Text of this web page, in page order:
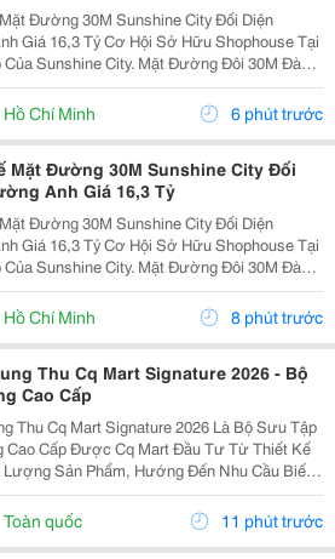
Đường 30M Sunshine City Đối Diện
Giá 16,3 Tỷ Cơ Hội Sở Hữu Shophouse Tại
City. Mặt Đường Đôi 30M Đàm
Đối Diện Cụm Trường Quốc Tế. Diện Tích
Mặt Tiền Thoáng, Dễ Nhận Diện. Phù...
Hồ Chí Minh 6 phút trước
Mặt Đường 30M Sunshine City Đối
Anh Giá 16,3 Tỷ
Đường 30M Sunshine City Đối Diện
Giá 16,3 Tỷ Cơ Hội Sở Hữu Shophouse Tại
City. Mặt Đường Đôi 30M Đàm
Đối Diện Cụm Trường Quốc Tế. Diện Tích
Mặt Tiền Thoáng, Dễ Nhận Diện. Phù...
Hồ Chí Minh 8 phút trước
Thu Cq Mart Signature 2026 - Bộ
Cao Cấp
Thu Cq Mart Signature 2026 Là Bộ Sưu Tập
Cao Cấp Được Cq Mart Đầu Tư Từ Thiết Kế
Sản Phẩm, Hướng Đến Nhu Cầu Biếu
Khách Hàng Và Nhân Viên Trong Dịp
Không Chỉ Sở Hữu Những Mẫu Hộp Sang
Toàn quốc 11 phút trước